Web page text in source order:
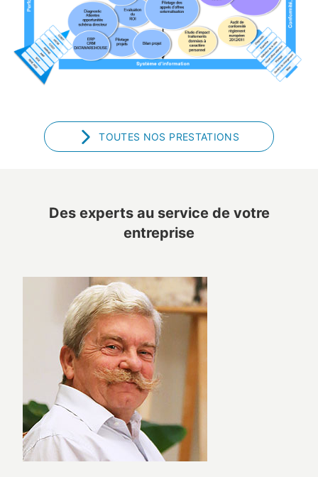
TOUTES NOS PRESTATIONS
Des experts au service de votre
entreprise